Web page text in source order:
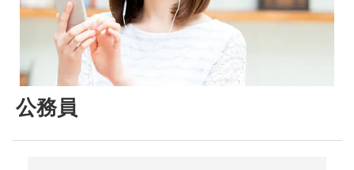
公務員